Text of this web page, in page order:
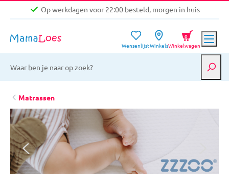
Op werkdagen voor 22:00 besteld, morgen in huis
Niet goed, geld terug garantie
Gratis verzending vanaf €39,-
Op werkdagen voor 22:00 besteld, morgen in huis
WensenlijstWinkelsWinkelwagen
0
Matrassen